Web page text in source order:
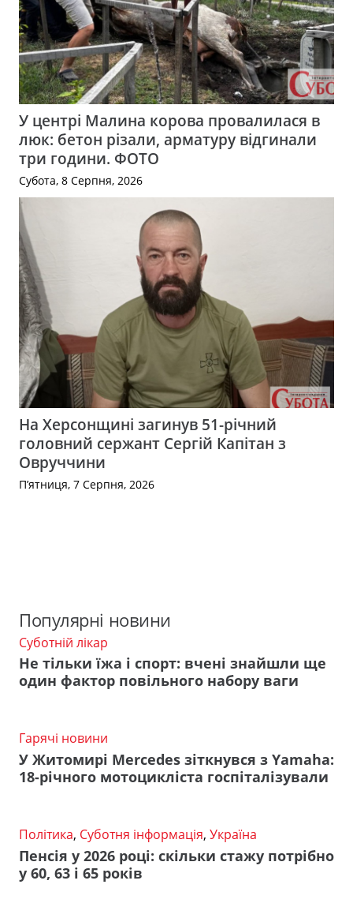
У центрі Малина корова провалилася в
люк: бетон різали, арматуру відгинали
три години. ФОТО
Субота, 8 Серпня, 2026
На Херсонщині загинув 51-річний
головний сержант Сергій Капітан з
Овруччини
П’ятниця, 7 Серпня, 2026
Популярні новини
Суботній лікар
Не тільки їжа і спорт: вчені знайшли ще
один фактор повільного набору ваги
Гарячі новини
У Житомирі Mercedes зіткнувся з Yamaha:
18-річного мотоцикліста госпіталізували
Політика, Суботня інформація, Україна
Пенсія у 2026 році: скільки стажу потрібно
у 60, 63 і 65 років